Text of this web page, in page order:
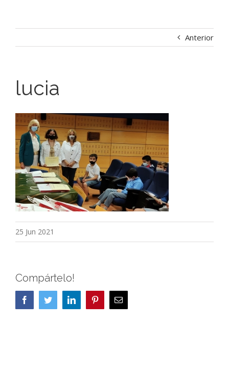
Anterior
lucia
25 Jun 2021
Compártelo!
FacebookTwitterLinkedIn PinterestCorreo
electrónico